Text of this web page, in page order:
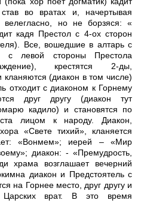
во вратах и, начертывая
велегласно, но не борзяся: «
кадя Престол с 4-ох сторон
Все, вошедшие в алтарь с
с левой стороны Престола
крестятся 2-ды,
(диакон в том числе)
отходит с диаконом к Горнему
друг другу (диакон тут
кадило) и становятся по
лицом к народу. Диакон,
«Свете тихий», кланяется
«Вонмем»; иерей – «Мир
диакон: - «Премудрость,
храма возглашает вечерний
диакон и Предстоятель с
на Горнее место, друг другу и
врат. В это время